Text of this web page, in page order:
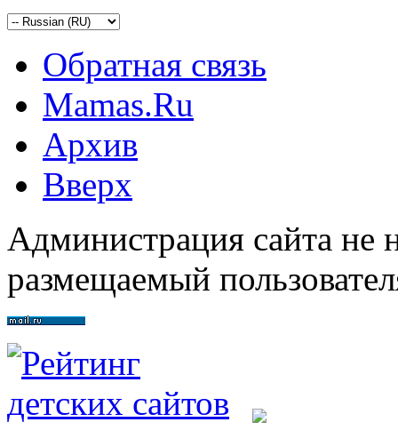
Обратная связь
Mamas.Ru
Архив
Вверх
Администрация сайта не
размещаемый